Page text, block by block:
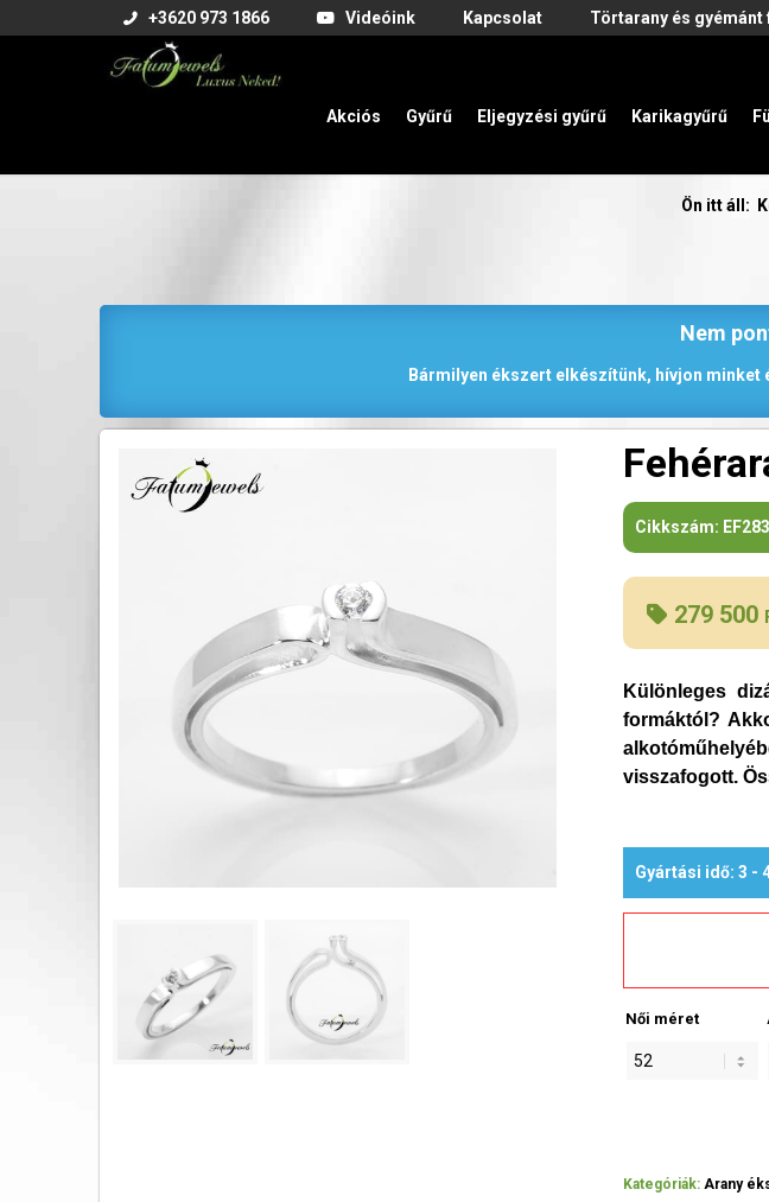
+3620 973 1866 Videóink Kapcsolat Törtarany és gyémánt
Akciós Gyűrű Eljegyzési gyűrű Karikagyűrű
Ön itt áll:
Nem
Bármilyen ékszert elkészítünk, hívjon
Cikkszám: EF283
279 500
Különleges
formáktól?
visszafogott.
Gyártási idő: 3 -
Női méret
Kategóriák:Arany